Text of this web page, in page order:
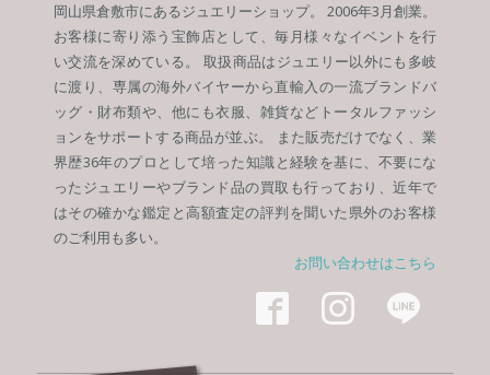
岡山県倉敷市にあるジュエリーショップ。 2006年3月創業。
お客様に寄り添う宝飾店として、毎月様々なイベントを行
い交流を深めている。 取扱商品はジュエリー以外にも多岐
に渡り、専属の海外バイヤーから直輸入の一流ブランドバ
ッグ・財布類や、他にも衣服、雑貨などトータルファッシ
ョンをサポートする商品が並ぶ。 また販売だけでなく、業
界歴36年のプロとして培った知識と経験を基に、不要にな
ったジュエリーやブランド品の買取も行っており、近年で
はその確かな鑑定と高額査定の評判を聞いた県外のお客様
のご利用も多い。
お問い合わせはこちら
  